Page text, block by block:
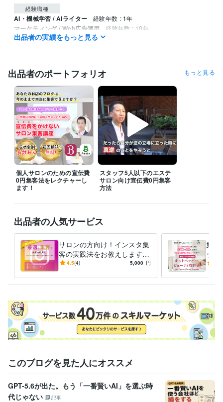
経験職種
AI・機械学習 / AIライター 経験年数 : 1年
マーケティング / Web広告運用 経験年数 : 10年
マーケティング / SNSマーケティング
㈱プライドワンコーポレーション
得意分野
オンラインレッスン・習い事 ブログ集客　インスタ集客
ビジネス 集客
出品者の実績をもっと見る
出品者のポートフォリオ もっと見る
個人サロンのための宣伝費
0円集客法をレクチャーし
ます！
スタッフ5人以下のエステ
サロン向け宣伝費0円集客
方法
出品者の人気サービス
サロンの方向け！インスタ集
客の実践法をお教えします S
NS苦手なサロンの方へ！イ
します
4.5(4) 5,000 円
集客
ッパ
活用
このブログを見た人にオススメ
GPT-5.6が出た。もう「一番賢いAI」を選ぶ時
代じゃない
記事